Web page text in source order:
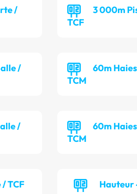
/
3 000m
TCF
/
60m
TCM
/
60m
TCM
TCF Hauteur